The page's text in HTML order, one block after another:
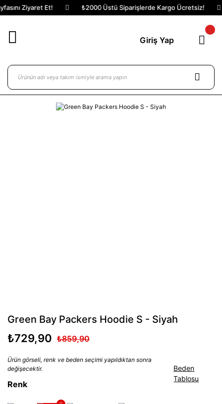
Ziyaret Et! ₺2000 Üstü Siparişlerde Kargo Ücretsiz!
Giriş Yap
Green Bay Packers Hoodie S - Siyah
₺729,90 ₺859,90
Ürün görseli, renk ve beden seçimi yapıldıktan sonra
değişecektir.
Renk
Beden
Tablosu